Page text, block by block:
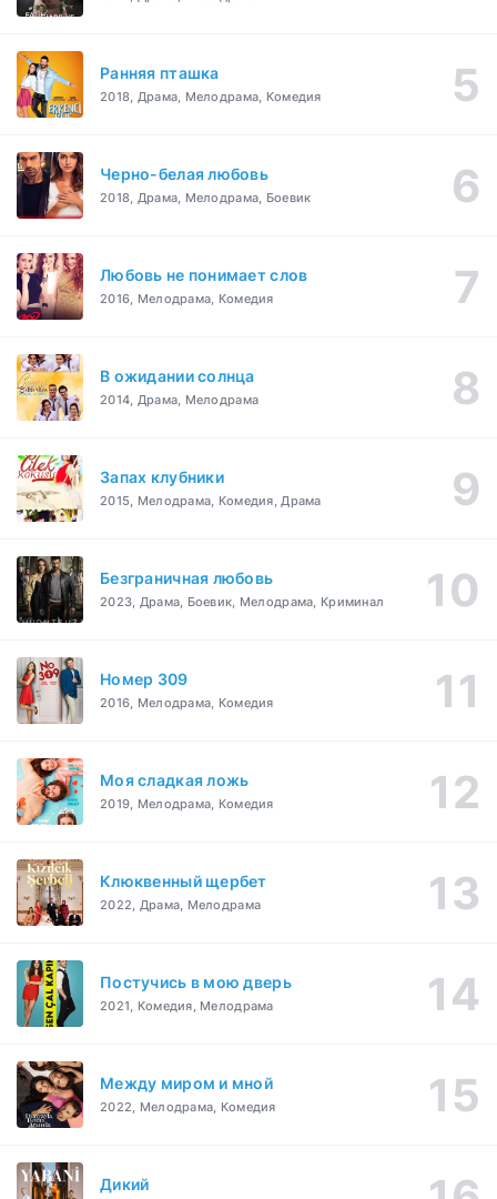
Ранняя пташка
2018, Драма, Мелодрама, Комедия
Черно-белая любовь
2018, Драма, Мелодрама, Боевик
Любовь не понимает слов
2016, Мелодрама, Комедия
В ожидании солнца
2014, Драма, Мелодрама
Запах клубники
2015, Мелодрама, Комедия, Драма
Безграничная любовь
2023, Драма, Боевик, Мелодрама, Криминал
Номер 309
2016, Мелодрама, Комедия
Моя сладкая ложь
2019, Мелодрама, Комедия
Клюквенный щербет
2022, Драма, Мелодрама
Постучись в мою дверь
2021, Комедия, Мелодрама
Между миром и мной
2022, Мелодрама, Комедия
Дикий